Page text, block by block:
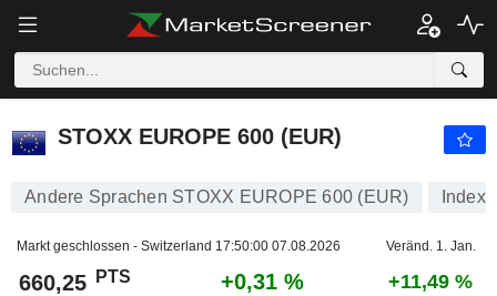
STOXX EUROPE 600 (EUR)
Andere Sprachen STOXX EUROPE 600 (EUR) Index
Markt geschlossen - Switzerland 17:50:00 07.08.2026 Veränd. 1. Jan.
660,25 PTS +0,31 % +11,49 %